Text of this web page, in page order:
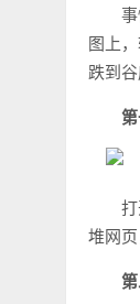
图上
跌到谷
堆网